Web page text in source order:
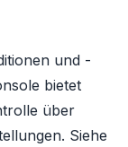
und -
bietet
über
Siehe